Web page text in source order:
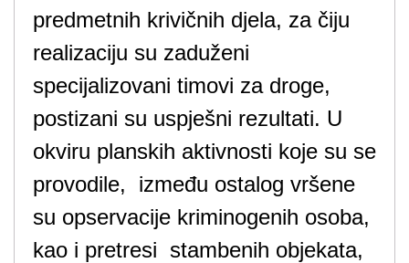
predmetnih krivičnih djela, za čiju
realizaciju su zaduženi
specijalizovani timovi za droge,
postizani su uspješni rezultati. U
okviru planskih aktivnosti koje su se
provodile, između ostalog vršene
su opservacije kriminogenih osoba,
kao i pretresi stambenih objekata,